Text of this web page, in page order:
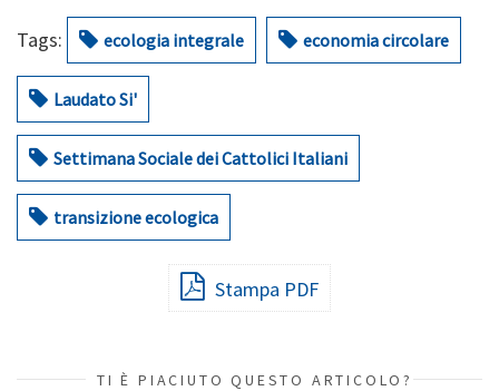
Tags: ecologia integrale economia circolare
Laudato Si'
Settimana Sociale dei Cattolici Italiani
transizione ecologica
Stampa PDF
TI È PIACIUTO QUESTO ARTICOLO?